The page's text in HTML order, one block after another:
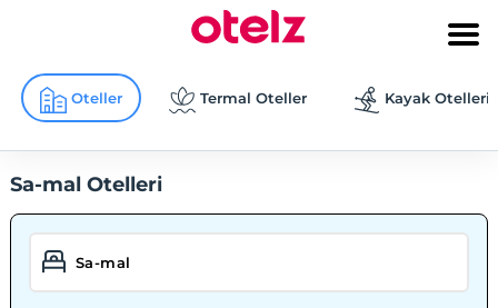
Oteller Termal Oteller Kayak Otelleri
Sa-mal Otelleri